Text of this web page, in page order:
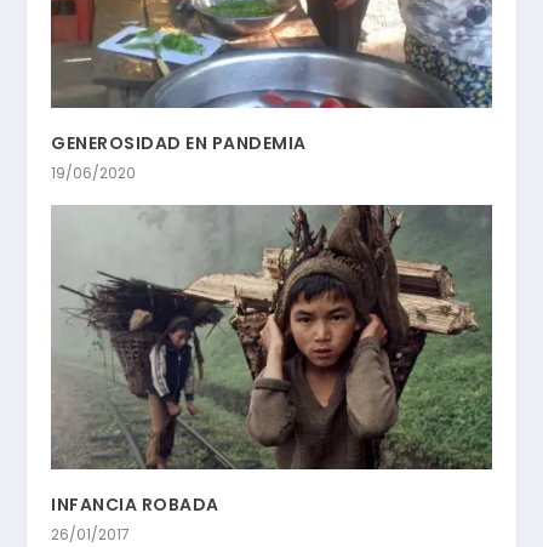
GENEROSIDAD EN PANDEMIA
19/06/2020
INFANCIA ROBADA
26/01/2017